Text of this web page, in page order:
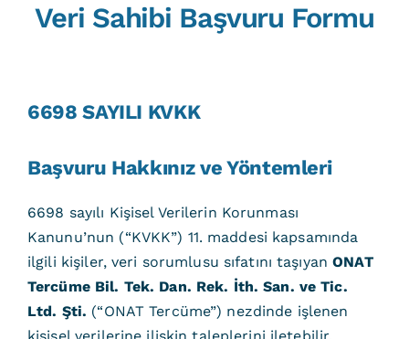
Hizmetler
İletişim
Veri Sahibi Başvuru Formu
6698 SAYILI KVKK
Başvuru Hakkınız ve Yöntemleri
6698 sayılı Kişisel Verilerin Korunması
Kanunu’nun (“KVKK”) 11. maddesi kapsamında
ilgili kişiler, veri sorumlusu sıfatını taşıyanONAT
Tercüme Bil. Tek. Dan. Rek. İth. San. ve Tic.
Ltd. Şti. (“ONAT Tercüme”) nezdinde işlenen